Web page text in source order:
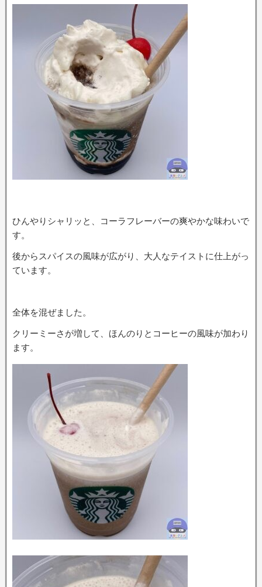
ひんやりシャリッと、コーラフレーバーの爽やかな味わいで
す。
後からスパイスの風味が広がり、大人なテイストに仕上がっ
ています。
全体を混ぜました。
クリーミーさが増して、ほんのりとコーヒーの風味が加わり
ます。